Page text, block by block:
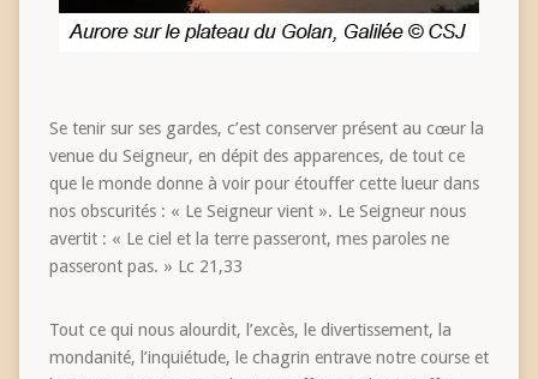
Se tenir sur ses gardes, c’est conserver présent au cœur la
venue du Seigneur, en dépit des apparences, de tout ce
que le monde donne à voir pour étouffer cette lueur dans
nos obscurités : « Le Seigneur vient ». Le Seigneur nous
avertit : « Le ciel et la terre passeront, mes paroles ne
passeront pas. » Lc 21,33
Tout ce qui nous alourdit, l’excès, le divertissement, la
mondanité, l’inquiétude, le chagrin entrave notre course et